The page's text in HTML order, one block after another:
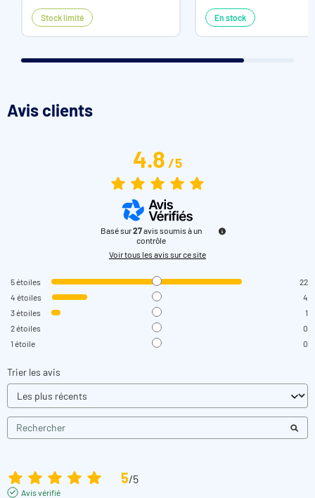
Stock limité En stock
Avis clients
4.8/5
Basé sur27avis soumis à un
contrôle
Voir tous les avis sur ce site
5étoiles
22
4 étoiles
4
3étoiles
1
2étoiles
0
1 étoile 0
Trier les avis
5/5
Avis vérifié